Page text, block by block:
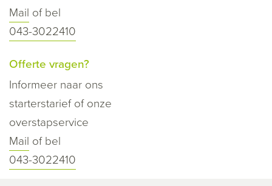
Mail of bel
043-3022410
Offerte vragen?
Informeer naar ons
starterstarief of onze
overstapservice
Mail of bel
043-3022410